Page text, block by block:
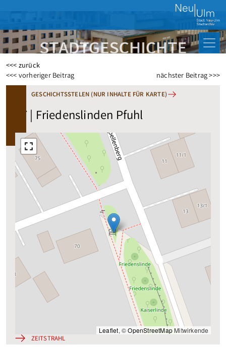
<<< zurück
Beitragsnavigation
<<< vorheriger Beitrag nächster Beitrag >>>
GESCHICHTSSTELEN (NUR INHALTE FÜR KARTE)
97 | Friedenslinden Pfuhl
Leaflet, ©OpenStreetMapMitwirkende
ZEITSTRAHL